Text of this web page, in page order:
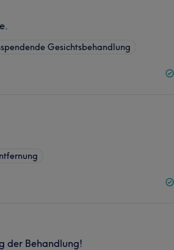
Gesichtsbehandlung
der Behandlung!